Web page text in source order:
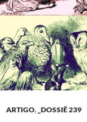
ARTIGO, _DOSSIÊ 239